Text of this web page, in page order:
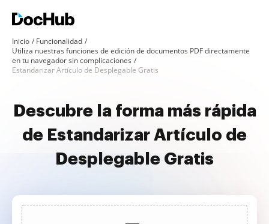
Inicio
Funcionalidad
Utiliza nuestras funciones de edición de documentos PDF directamente
en tu navegador sin complicaciones
Estandarizar Artículo de Desplegable Gratis
Descubre la forma más rápida
de Estandarizar Artículo de
Desplegable Gratis